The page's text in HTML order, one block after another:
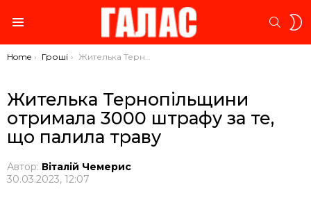
You are here:
Home Гроші Жителька Тернопільщини отримала 3000 штрафу за те, що палила траву
Жителька Тернопільщини
отримала 3000 штрафу за те,
що палила траву
Автор: Віталій Чемерис
30.03.2023, 12:07